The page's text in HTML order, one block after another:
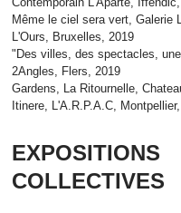
Même le ciel sera vert, Galerie
L'Ours, Bruxelles, 2019
"Des villes, des spectacles,
2Angles, Flers, 2019
Gardens, La Ritournelle,
Itinere, L'A.R.P.A.C,
EXPOSITIONS
COLLECTIVES